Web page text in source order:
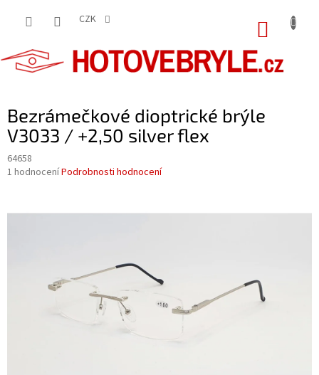
CZK
Bezrámečkové dioptrické brýle
V3033 / +2,50 silver flex
64658
Průměrné
je
1 hodnoceníPodrobnosti hodnocení